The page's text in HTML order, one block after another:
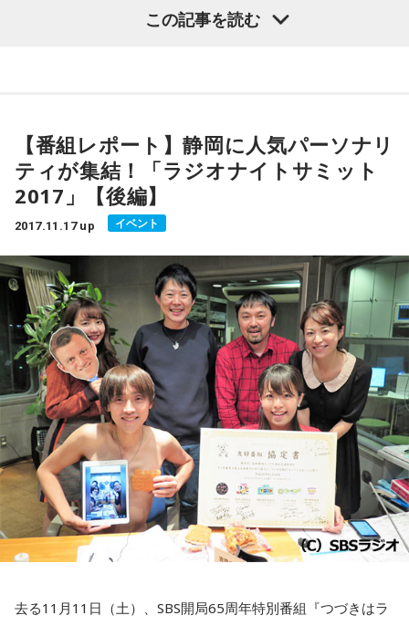
この番組をラジコで聴く
いる番組もあります。福岡発の新進気鋭のバンド・ポルカド
ットスティングレイのヴォーカル・雫さんは猫が大好きだそ
うで、ビビという黒猫を飼っていて溺愛しています。
自身がナビゲーターを務める火曜日のJ‐WAVE『
曜日～木曜日 24時〜25時）では、「今週のビビ」のコーナー
でビビについて嬉しそうに語っています。リスナーが飼って
いるペットの話や鳴き声も紹介していますよ。ちなみに、雫
さんは大のゲームっ子でもあり、音楽活動の傍らゲームディ
レクターとしてゲームを制作。「SPARK GAME研究所」のコ
ーナーでは、初心者、中級〜上級者向けに分けておすすめの
ゲームやゲーム用語を解説します。
他にも、愛犬家でゴールデンレトリーバーを飼っている浅倉
大介さんがパーソナリティを務めるNACK 5『
NEO AGE
CIRCUIT』（毎週土曜日 23時〜24時）でも、ペット自慢の話
を受け付けています。ちなみに、浅倉さんはゴールデンレト
リーバーを飼うにあたり「大型犬を飼うならそれなりの環境
建てたそうです。車も大型犬が乗れる車種を選んでいるそう
（日）の間、各局で放送されます。
■放送日時：11月23日（木・祝）～26日（日）16時～25時の
間を予定しています。
NHKラジオ：50分
民放ラジオ：55分または60分 ※放送局により異なります
■出演者：渡辺直美、高橋みなみ、山里亮太
■公式サイト：https://smara.jp/
■公式Twitter：
この番組をラジコで聴く
ラジコでラジオを聴こう！
スマラーキャンペーン期間中は、関東広域（1都6県）、宮城
県、広島県、愛媛県、福岡県の5エリアで、NHKラジオのラ
イブがお聴きいただけます。
▼スマートフォンで聴くなら
▼パソコンで聴くなら
リスナーの悩みに向き合いました。
番組収録終了後の出演者のコメントをご紹介！
10代の子たちの悩みにちゃんと相談相手になれるのかと、不
安だったんですが、 最後に10代の子たちの元気な声が聞け
て、我々でもすごい勇気づけられたのかなあと思って、自分
も元気になりました。
高橋みなみさん
10代というと、私が20代なので割と年も近かったんですが、
本当に繊細でいろんなことにひたむきに向き合っていて、傷
ついて悩んでいる子たちがたくさんいる中で、自分たちの言
葉で前に進めるきっかけになったらいいなと思いました。
山里亮太さん
ラジオって本当に素晴らしいなって、気付いて頂ける番組に
いないという方にも是非、聴いてもらいたいなと思います。
この記事を読む
【番組レポート】静岡に人気パーソナリ
ティが集結！「ラジオナイトサミット
2017」【後編】
2017.11.17 up イベント
去る11月11日（土）、SBS開局65周年特別番組『つづきはラ